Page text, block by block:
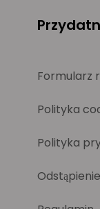
Formularz
Polityka
Polityka